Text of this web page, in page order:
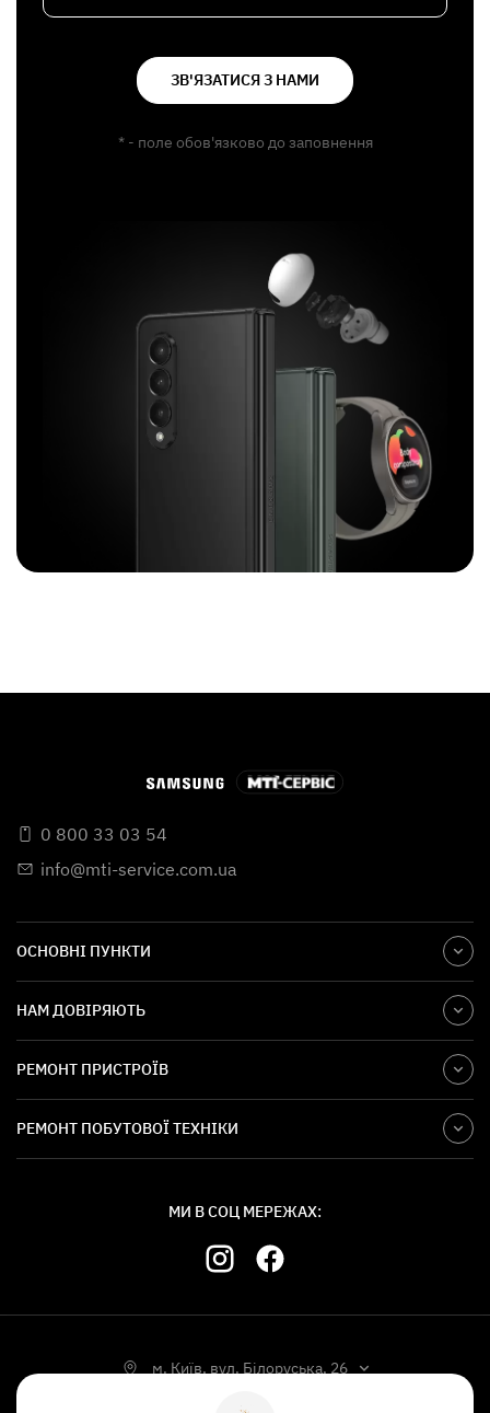
ЗВ'ЯЗАТИСЯ З НАМИ
* - поле обов'язково до заповнення
0 800 33 03 54
info@mti-service.com.ua
ОСНОВНІ ПУНКТИ
НАМ ДОВІРЯЮТЬ
РЕМОНТ ПРИСТРОЇВ
РЕМОНТ ПОБУТОВОЇ ТЕХНІКИ
МИ В СОЦ МЕРЕЖАХ:
м. Київ, вул. Білоруська, 26